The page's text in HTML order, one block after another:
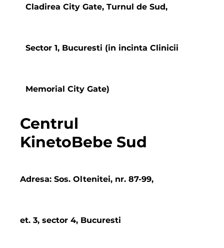
Centrul
KinetoBebe Sud
Adresa: Sos. Oltenitei, nr. 87-99,
et. 3, sector 4, Bucuresti
Cladirea City Gate, Turnul de Sud,
Sector 1, Bucuresti (in incinta Clinicii
Memorial City Gate)